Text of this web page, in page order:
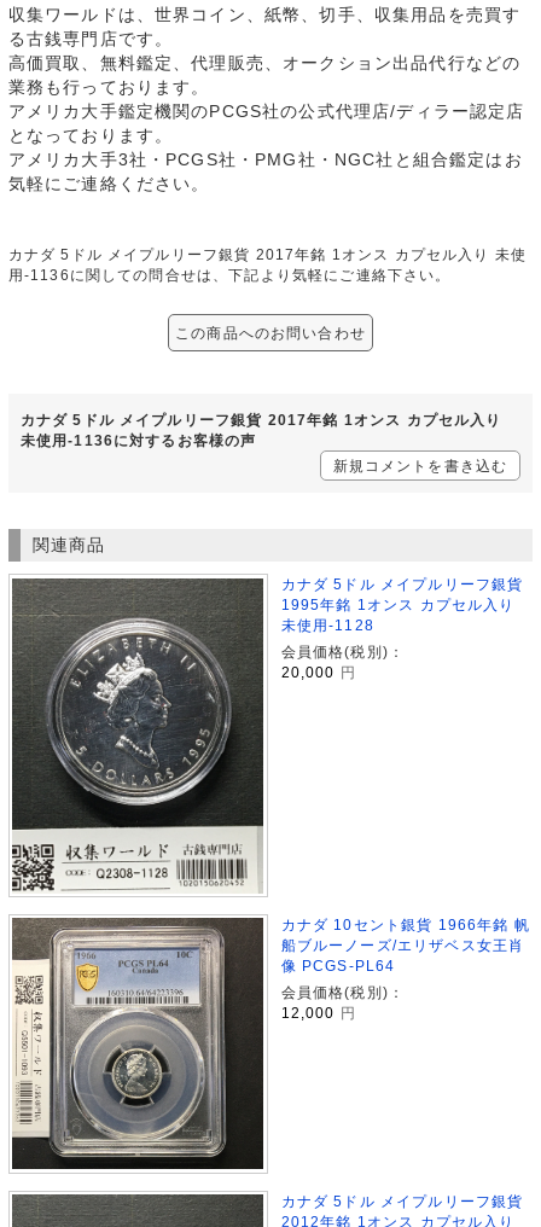
収集ワールドは、世界コイン、紙幣、切手、収集用品を売買す
る古銭専門店です。
高価買取、無料鑑定、代理販売、オークション出品代行などの
業務も行っております。
アメリカ大手鑑定機関のPCGS社の公式代理店/ディラー認定店
となっております。
アメリカ大手3社・PCGS社・PMG社・NGC社と組合鑑定はお
気軽にご連絡ください。
カナダ 5ドル メイプルリーフ銀貨 2017年銘 1オンス カプセル入り 未使
用-1136に関しての問合せは、下記より気軽にご連絡下さい。
この商品へのお問い合わせ
カナダ 5ドル メイプルリーフ銀貨 2017年銘 1オンス カプセル入り
未使用-1136に対するお客様の声
新規コメントを書き込む
関連商品
カナダ 5ドル メイプルリーフ銀貨
1995年銘 1オンス カプセル入り
未使用-1128
会員価格(税別)：
20,000
円
カナダ 10セント銀貨 1966年銘 帆
船ブルーノーズ/エリザベス女王肖
像 PCGS-PL64
会員価格(税別)：
12,000 円
カナダ 5ドル メイプルリーフ銀貨
2012年銘 1オンス カプセル入り